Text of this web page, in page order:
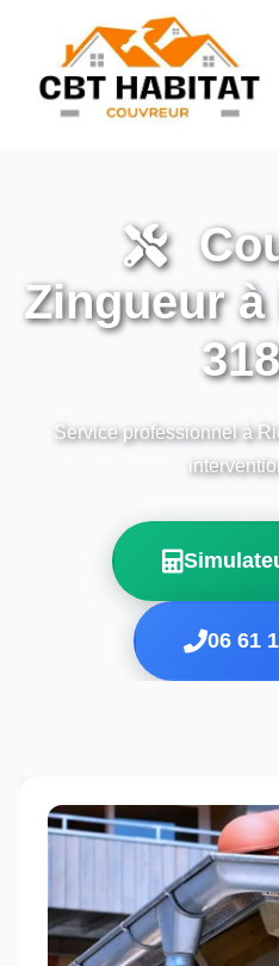
Zingueur à
Service professionnel à
06 61